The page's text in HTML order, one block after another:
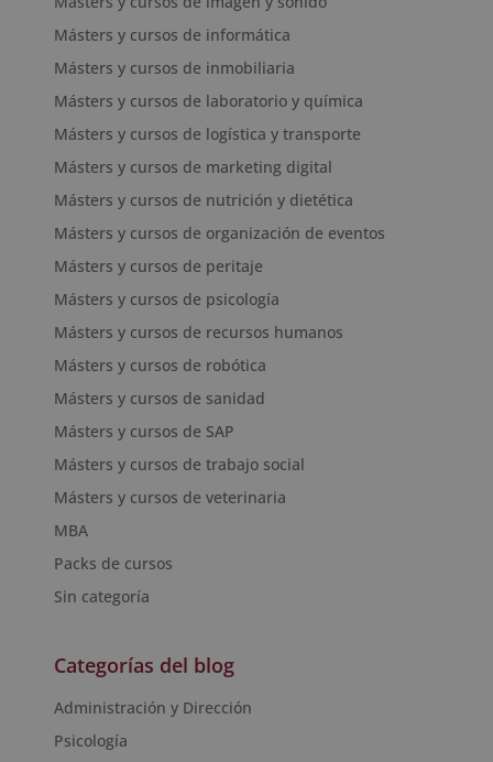
Másters y cursos de informática
Másters y cursos de inmobiliaria
Másters y cursos de laboratorio y química
Másters y cursos de logística y transporte
Másters y cursos de marketing digital
Másters y cursos de nutrición y dietética
Másters y cursos de organización de eventos
Másters y cursos de peritaje
Másters y cursos de psicología
Másters y cursos de recursos humanos
Másters y cursos de robótica
Másters y cursos de sanidad
Másters y cursos de SAP
Másters y cursos de trabajo social
Másters y cursos de veterinaria
MBA
Packs de cursos
Sin categoría
Categorías del blog
Administración y Dirección
Psicología